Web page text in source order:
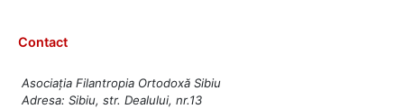
Contact
Asociația Filantropia Ortodoxă Sibiu
Adresa: Sibiu, str. Dealului, nr.13